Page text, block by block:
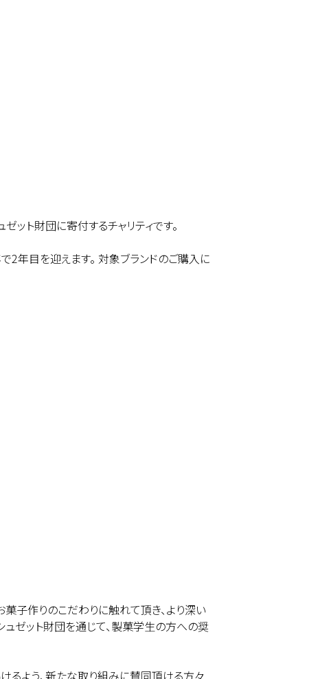
ット財団に寄付するチャリティです。
2年目を迎えます。 対象ブランドのご購入に
菓子作りのこだわりに触れて頂き、より深い
ゼット財団を通じて、製菓学生の方への奨
るよう、新たな取り組みに賛同頂ける方々